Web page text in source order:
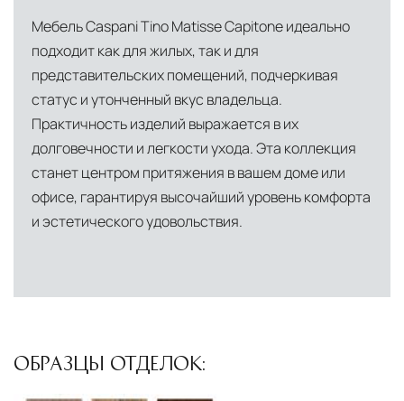
Мебель Caspani Tino Matisse Capitone идеально
подходит как для жилых, так и для
представительских помещений, подчеркивая
статус и утонченный вкус владельца.
Практичность изделий выражается в их
долговечности и легкости ухода. Эта коллекция
станет центром притяжения в вашем доме или
офисе, гарантируя высочайший уровень комфорта
и эстетического удовольствия.
ОБРАЗЦЫ ОТДЕЛОК: